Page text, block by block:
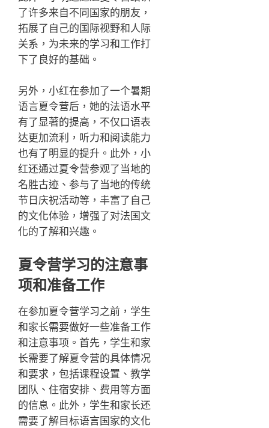
了许多来自不同国家的朋友，
拓展了自己的国际视野和人际
关系，为未来的学习和工作打
下了良好的基础。
另外，小红在参加了一个暑期
语言夏令营后，她的法语水平
有了显著的提高，不仅口语表
达更加流利，听力和阅读能力
也有了明显的提升。此外，小
红还通过夏令营参观了当地的
名胜古迹、参与了当地的传统
节日庆祝活动等，丰富了自己
的文化体验，增强了对法国文
化的了解和兴趣。
夏令营学习的注意事
项和准备工作
在参加夏令营学习之前，学生
和家长需要做好一些准备工作
和注意事项。首先，学生和家
长需要了解夏令营的具体情况
和要求，包括课程设置、教学
团队、住宿安排、费用等方面
的信息。此外，学生和家长还
需要了解目标语言国家的文化